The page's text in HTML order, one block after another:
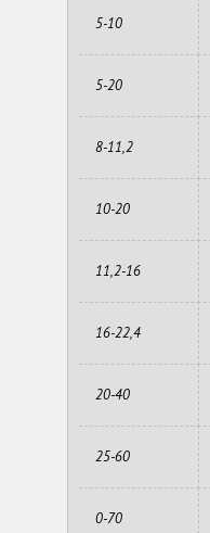
5-10
5-20
8-11,2
10-20
11,2-16
16-22,4
20-40
25-60
0-70